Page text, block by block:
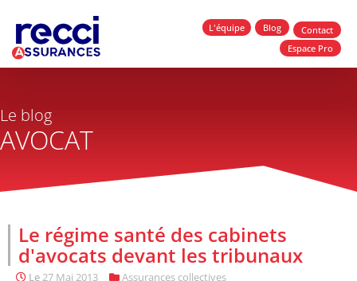
L'équipe Blog
Contact
Espace Pro
Le blog
AVOCAT
Le régime santé des cabinets
d'avocats devant les tribunaux
Le27 Mai 2013 Assurances collectives